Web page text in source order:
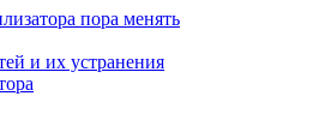
пора менять
и их устранения